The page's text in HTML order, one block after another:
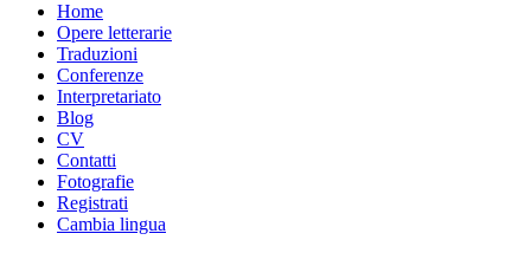
Home
Opere letterarie
Traduzioni
Conferenze
Interpretariato
Blog
CV
Contatti
Fotografie
Registrati
Cambia lingua